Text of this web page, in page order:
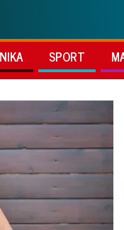
SPORT